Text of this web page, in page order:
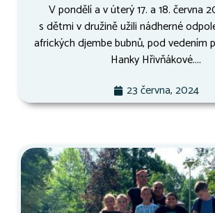
V pondělí a v úterý 17. a 18. června
s dětmi v družině užili nádherné
afrických djembe bubnů, pod vedením
Hanky Hřivňákové....
23 června, 2024